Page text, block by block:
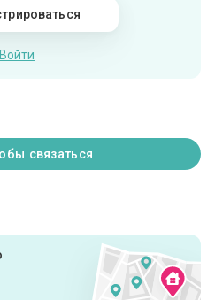
Войти
связаться